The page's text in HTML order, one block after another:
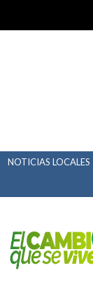
NOTICIAS LOCALES